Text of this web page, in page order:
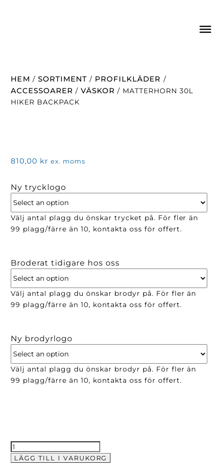
HEM / SORTIMENT / PROFILKLÄDER /
ACCESSOARER / VÄSKOR / MATTERHORN 30L
HIKER BACKPACK
810,00 kr ex. moms
Ny trycklogo
Välj antal plagg du önskar trycket på. För fler än
99 plagg/färre än 10, kontakta oss för offert.
Broderat tidigare hos oss
Välj antal plagg du önskar brodyr på. För fler än
99 plagg/färre än 10, kontakta oss för offert.
Ny brodyrlogo
Välj antal plagg du önskar brodyr på. För fler än
99 plagg/färre än 10, kontakta oss för offert.
Matterhorn
30L
LÄGG TILL I VARUKORG